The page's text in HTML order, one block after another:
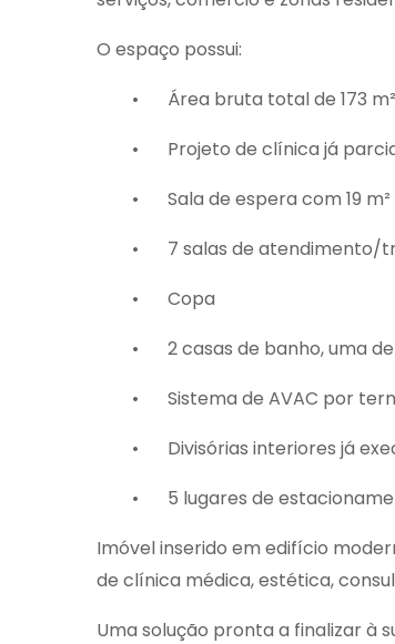
O espaço possui:
•
Área bruta total de 173
•
Projeto de clínica já
•
Sala de espera com 19 m²
•
7 salas de atendimento/
•
Copa
•
2 casas de banho, uma
•
Sistema de AVAC por
•
Divisórias interiores já
•
5 lugares de
Imóvel inserido em edifício
de clínica médica, estética,
Uma solução pronta a finalizar à